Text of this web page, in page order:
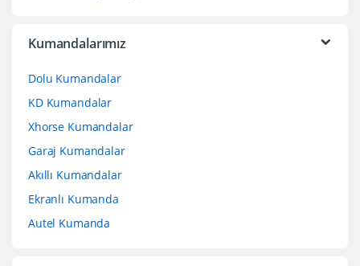
Kumandalarımız
Dolu Kumandalar
KD Kumandalar
Xhorse Kumandalar
Garaj Kumandalar
Akıllı Kumandalar
Ekranlı Kumanda
Autel Kumanda